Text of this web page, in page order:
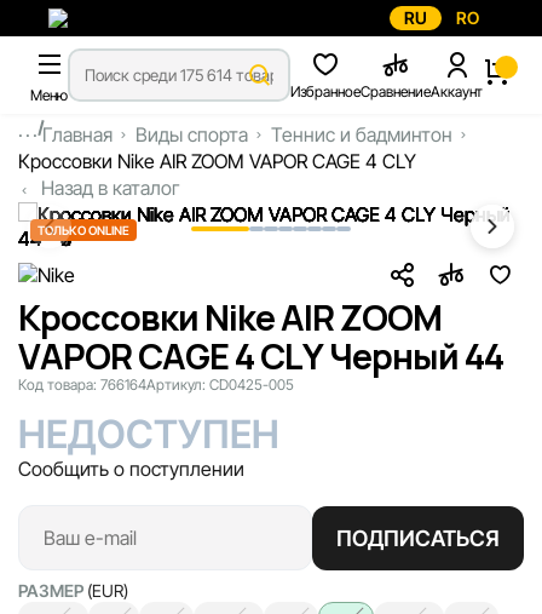
RU RO
Меню ИзбранноеСравнениеАккаунт
...Главная Виды спорта
Теннис и бадминтон
Кроссовки Nike AIR ZOOM VAPOR CAGE 4 CLY
Назад в каталог
ТОЛЬКО ONLINE
Кроссовки Nike AIR ZOOM
VAPOR CAGE 4 CLY Черный 44
Код товара: 766164Артикул: CD0425-005
НЕДОСТУПЕН
Сообщить о поступлении
ПОДПИСАТЬСЯ
РАЗМЕР (EUR)